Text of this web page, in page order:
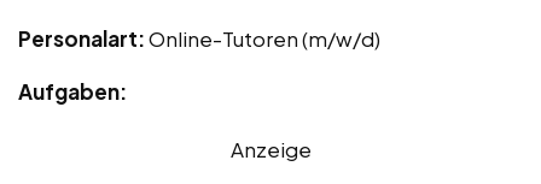
Personalart:Online-Tutoren (m/w/d)
Aufgaben:
Anzeige